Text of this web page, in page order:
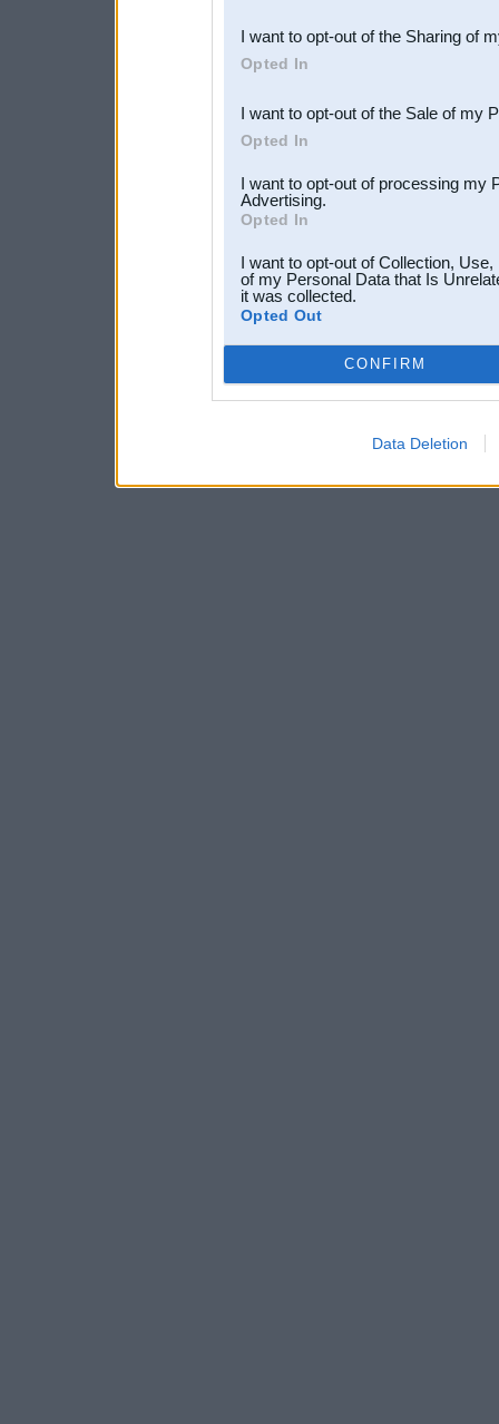
Downstream Participants
third parties.
I want to opt-out of the Sharing of
Opted In
I want to opt-out of the Sale of my
Opted In
I want to opt-out of processing my
Advertising.
Opted In
I want to opt-out of Collection,
of my Personal Data that Is
it was collected.
Opted Out
CONFIRM
Data Deletion